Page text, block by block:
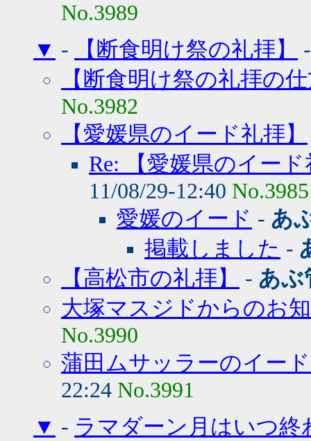
No.3989
▼ - 【断食明け祭の礼拝】
【断食明け祭の礼拝の
No.3982
【愛媛県のイード礼拝】
Re: 【愛媛県のイー
11/08/29-12:40 No.3985
愛媛のイード - あ
掲載しました -
【高松市の礼拝】
- あぶ
大塚マスジドからのお
No.3990
蒲田ムサッラーのイー
22:24 No.3991
▼ - ラマダーン月はいつ終